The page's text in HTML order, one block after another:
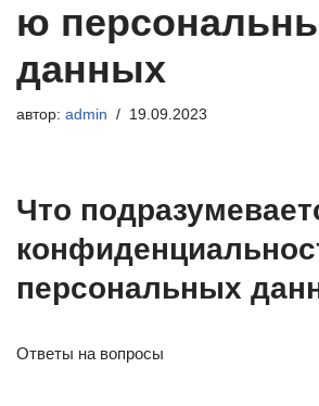
ю
данных
автор: admin 19.09.2023
Что
персональных
Ответы на вопросы